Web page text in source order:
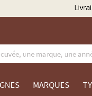
MARQUES